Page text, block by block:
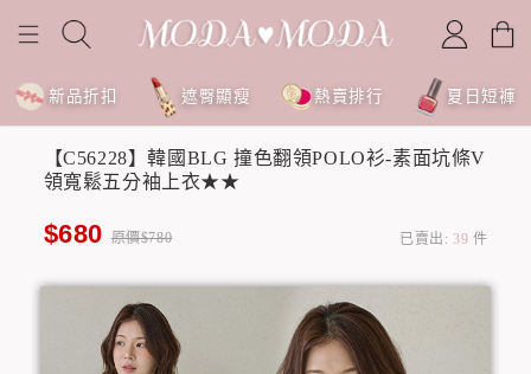
新品折扣 遮臀顯瘦 熱賣排行 夏日短褲
【C56228】韓國BLG 撞色翻領POLO衫-素面坑條V
領寬鬆五分袖上衣★★
$680 原價$780 已賣出: 39 件